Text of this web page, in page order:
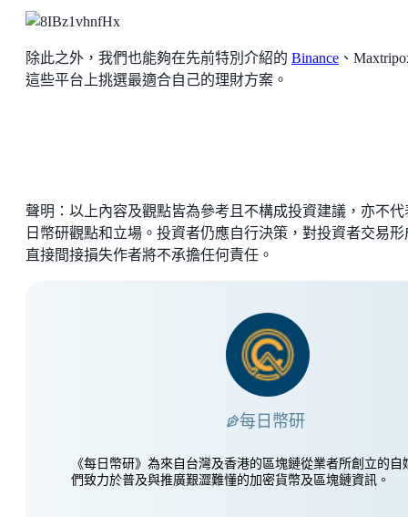
除此之外，我們也能夠在先前特別介紹的 Binance 、
這些平台上挑選最適合自己的理財方案。
聲明：以上內容及觀點皆為參考且不構成投資建議，亦不代
日幣研觀點和立場。投資者仍應自行決策，對投資者交易形
直接間接損失作者將不承擔任何責任。
每日幣研
《每日幣研》為來自台灣及香港的區塊鏈從業者所創立的自
們致力於普及與推廣艱澀難懂的加密貨幣及區塊鏈資訊。